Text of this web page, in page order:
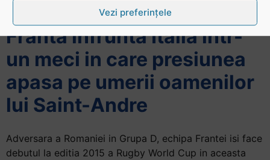
Vezi preferințele
Traditionala, disputa este […]
Franta infrunta Italia intr-
un meci in care presiunea
apasa pe umerii oamenilor
lui Saint-Andre
Adversara a Romaniei in Grupa D, echipa Frantei isi face
debutul la editia 2015 a Rugby World Cup in aceasta